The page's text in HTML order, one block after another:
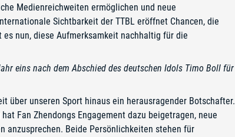
Medienreichweiten ermöglichen und neue
Sichtbarkeit der TTBL eröffnet Chancen, die
nun, diese Aufmerksamkeit nachhaltig für die
eins nach dem Abschied des deutschen Idols Timo Boll für
über unseren Sport hinaus ein herausragender Botschafter.
Fan Zhendongs Engagement dazu beigetragen, neue
anzusprechen. Beide Persönlichkeiten stehen für